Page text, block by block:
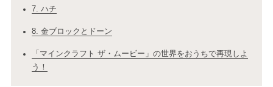
7. ハチ
8. 金ブロックとドーン
「マインクラフト ザ・ムービー」の世界をおうちで再現しよ
う！